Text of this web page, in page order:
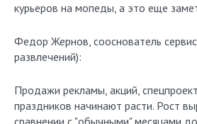
курьеров на мопеды, а это еще
Федор Жернов, сооснователь
развлечений):
Продажи рекламы, акций,
праздников начинают расти. Рост
сравнении с "обычными" месяцами